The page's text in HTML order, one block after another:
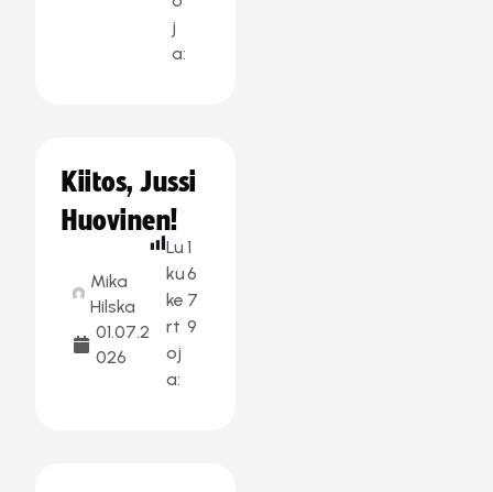
j
a:
Kiitos, Jussi
Huovinen!
Mika
Hilska
01.07.2
026
Lu
ku
ke
rt
oj
a:
1
6
7
9